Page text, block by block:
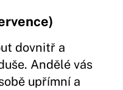
dovnitř a
Andělé vás
upřímní a